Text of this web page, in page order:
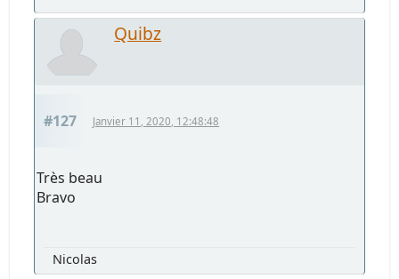
Quibz
#127 Janvier 11, 2020, 12:48:48
Très beau
Bravo
Nicolas